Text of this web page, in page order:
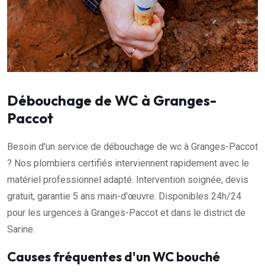
Débouchage de WC à Granges-
Paccot
Besoin d'un service de débouchage de wc à Granges-Paccot
? Nos plombiers certifiés interviennent rapidement avec le
matériel professionnel adapté. Intervention soignée, devis
gratuit, garantie 5 ans main-d'œuvre. Disponibles 24h/24
pour les urgences à Granges-Paccot et dans le district de
Sarine.
Causes fréquentes d'un WC bouché